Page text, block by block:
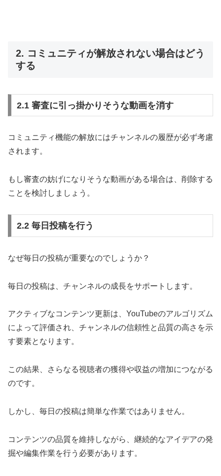
2. コミュニティが解放されない場合はどう
する
2.1 審査に引っ掛かりそうな動画を消す
コミュニティ機能の解放にはチャンネルの履歴が必ず考慮
されます。
もし審査の妨げになりそうな動画がある場合は、削除する
ことを検討しましょう。
2.2 毎日投稿を行う
なぜ毎日の投稿が重要なのでしょうか？
毎日の投稿は、チャンネルの成長をサポートします。
アクティブなコンテンツ更新は、YouTubeのアルゴリズム
によって評価され、チャンネルの信頼性と品質の高さを示
す要素となります。
この結果、さらなる視聴者の獲得や収益の増加につながる
のです。
しかし、毎日の投稿は簡単な作業ではありません。
コンテンツの品質を維持しながら、継続的なアイデアの発
掘や編集作業を行う必要があります。